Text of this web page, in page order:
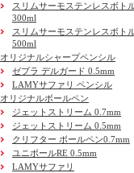
スリムサーモステンレスボト
300ml
スリムサーモステンレスボト
500ml
オリジナルシャープペンシル
ゼブラ デルガード 0.5mm
LAMYサファリ ペンシル
オリジナルボールペン
ジェットストリーム 0.7mm
ジェットストリーム 0.5mm
クリフター ボールペン0.7mm
ユニボールRE 0.5mm
LAMYサファリ